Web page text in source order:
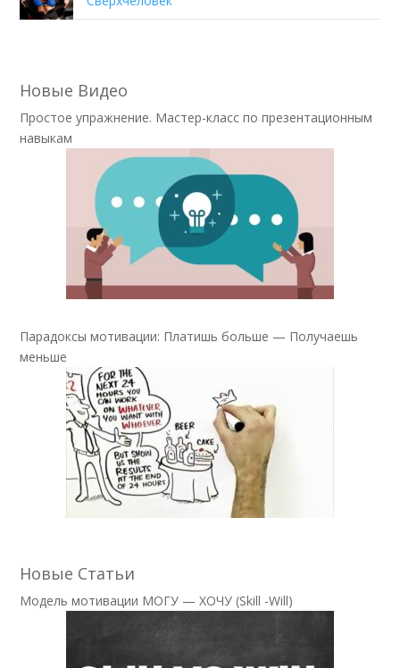
Новые Видео
Простое упражнение. Мастер-класс по презентационным
навыкам
Парадоксы мотивации: Платишь больше — Получаешь
меньше
Новые Статьи
Модель мотивации МОГУ — ХОЧУ (Skill -Will)